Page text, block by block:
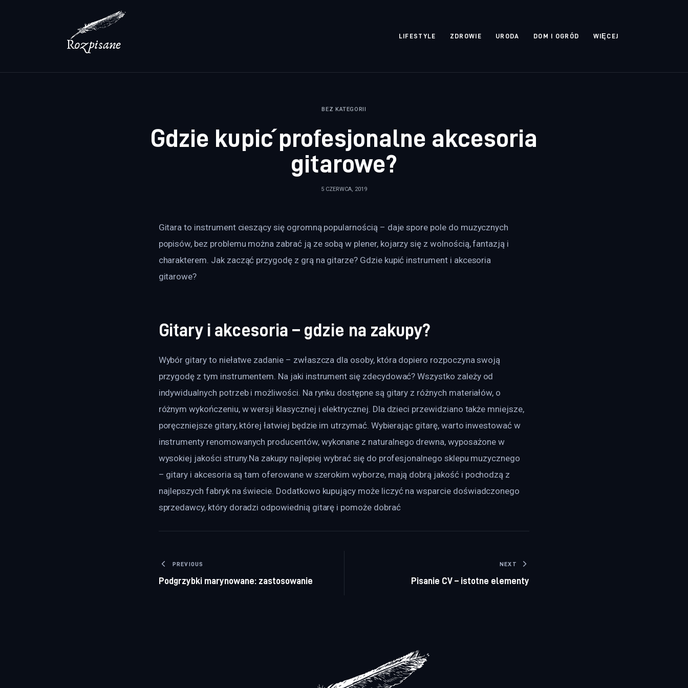
LIFESTYLE ZDROWIE URODA DOM I OGRÓD WIĘCEJ
BEZ KATEGORII
Gdzie kupić profesjonalne akcesoria
gitarowe?
5 CZERWCA, 2019
Gitara to instrument cieszący się ogromną popularnością – daje spore pole do muzycznych
popisów, bez problemu można zabrać ją ze sobą w plener, kojarzy się z wolnością, fantazją i
charakterem. Jak zacząć przygodę z grą na gitarze? Gdzie kupić instrument i akcesoria
gitarowe?
Gitary i akcesoria – gdzie na zakupy?
Wybór gitary to niełatwe zadanie – zwłaszcza dla osoby, która dopiero rozpoczyna swoją
przygodę z tym instrumentem. Na jaki instrument się zdecydować? Wszystko zależy od
indywidualnych potrzeb i możliwości. Na rynku dostępne są gitary z różnych materiałów, o
różnym wykończeniu, w wersji klasycznej i elektrycznej. Dla dzieci przewidziano także mniejsze,
poręczniejsze gitary, której łatwiej będzie im utrzymać. Wybierając gitarę, warto inwestować w
instrumenty renomowanych producentów, wykonane z naturalnego drewna, wyposażone w
wysokiej jakości struny.Na zakupy najlepiej wybrać się do profesjonalnego sklepu muzycznego
– gitary i akcesoria są tam oferowane w szerokim wyborze, mają dobrą jakość i pochodzą z
najlepszych fabryk na świecie. Dodatkowo kupujący może liczyć na wsparcie doświadczonego
sprzedawcy, który doradzi odpowiednią gitarę i pomoże dobrać
Nawigacja wpisu
PREVIOUS
Podgrzybki marynowane: zastosowanie
NEXT
Pisanie CV – istotne elementy